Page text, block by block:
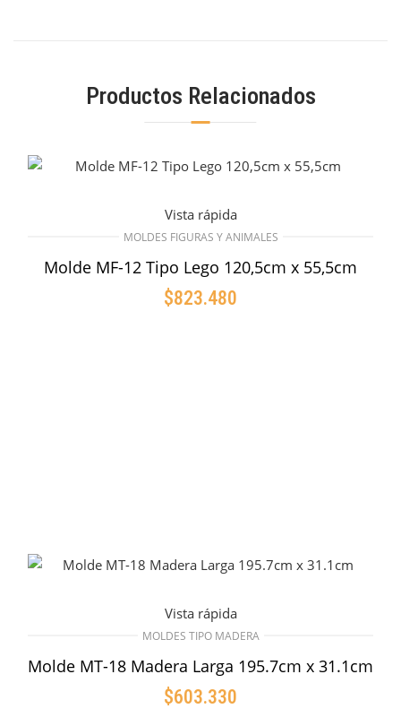
Productos Relacionados
Vista rápida
MOLDES FIGURAS Y ANIMALES
Molde MF-12 Tipo Lego 120,5cm x 55,5cm
$823.480
Vista rápida
MOLDES TIPO MADERA
Molde MT-18 Madera Larga 195.7cm x 31.1cm
$603.330